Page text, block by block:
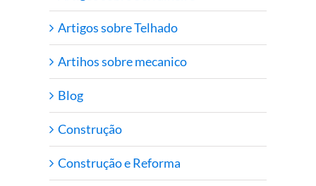
Artigos sobre Telhado
Artihos sobre mecanico
Blog
Construção
Construção e Reforma